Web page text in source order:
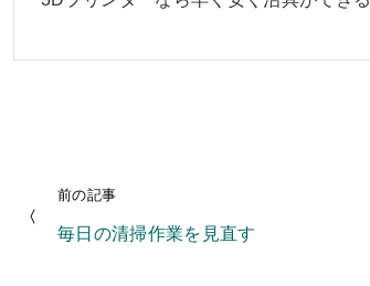
前の記事
毎日の清掃作業を見直す